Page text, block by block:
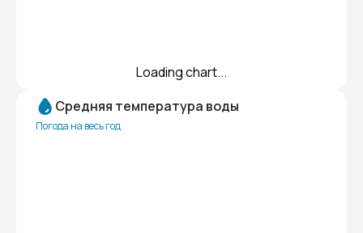
Loading chart...
Средняя температура воды
Погода на весь год